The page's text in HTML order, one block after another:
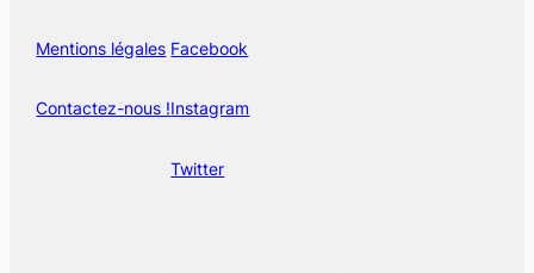
Mentions légales
Contactez-nous !
Facebook
Instagram
Twitter